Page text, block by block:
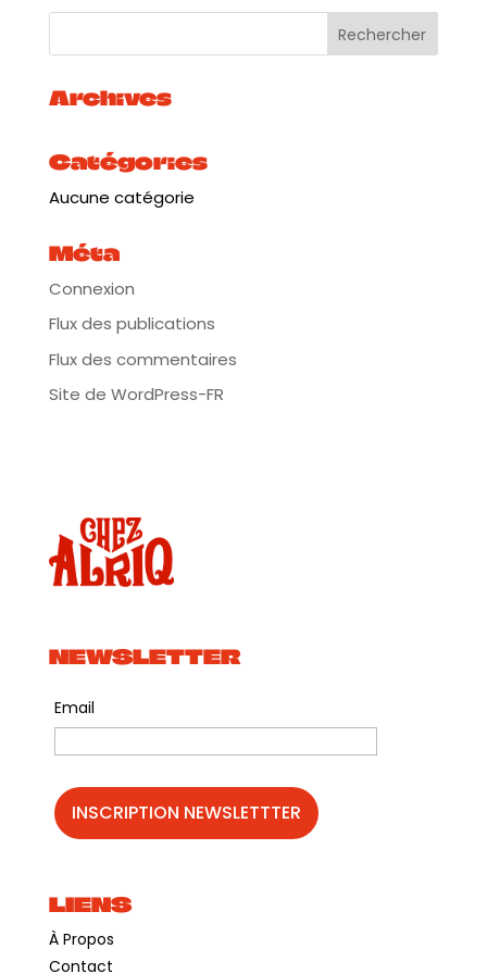
Archives
Catégories
Aucune catégorie
Méta
Connexion
Flux des publications
Flux des commentaires
Site de WordPress-FR
NEWSLETTER
Email
LIENS
À Propos
Contact